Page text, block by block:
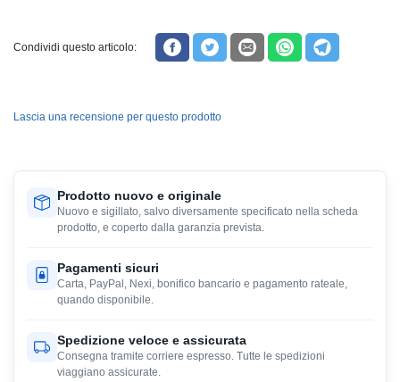
Condividi questo articolo:
Lascia una recensione per questo prodotto
Prodotto nuovo e originale
Nuovo e sigillato, salvo diversamente specificato nella scheda
prodotto, e coperto dalla garanzia prevista.
Pagamenti sicuri
Carta, PayPal, Nexi, bonifico bancario e pagamento rateale,
quando disponibile.
Spedizione veloce e assicurata
Consegna tramite corriere espresso. Tutte le spedizioni
viaggiano assicurate.